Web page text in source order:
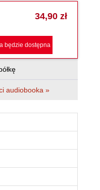
34,90 zł
będzie dostępna
audiobooka »